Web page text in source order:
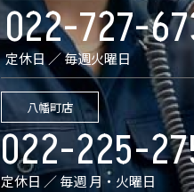
022-727-
定休日 ／ 毎週火曜日
八幡町店
022-225-
定休日 ／ 毎週 月・火曜日